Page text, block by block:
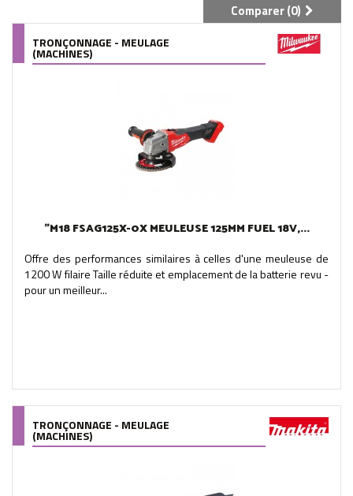
Comparer (0)
TRONÇONNAGE - MEULAGE
(MACHINES)
"M18 FSAG125X-0X MEULEUSE 125MM FUEL 18V,...
Offre des performances similaires à celles d'une meuleuse de
1200 W filaire Taille réduite et emplacement de la batterie revu -
pour un meilleur...
TRONÇONNAGE - MEULAGE
(MACHINES)